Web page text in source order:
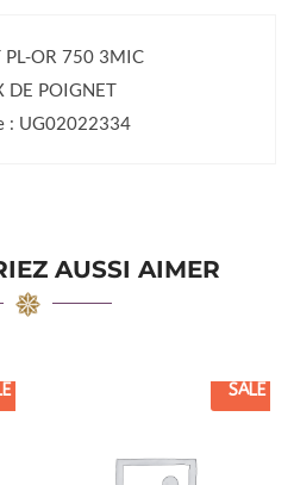
PL-OR 750 3MIC
DE POIGNET
: UG02022334
AUSSI AIMER
SALE